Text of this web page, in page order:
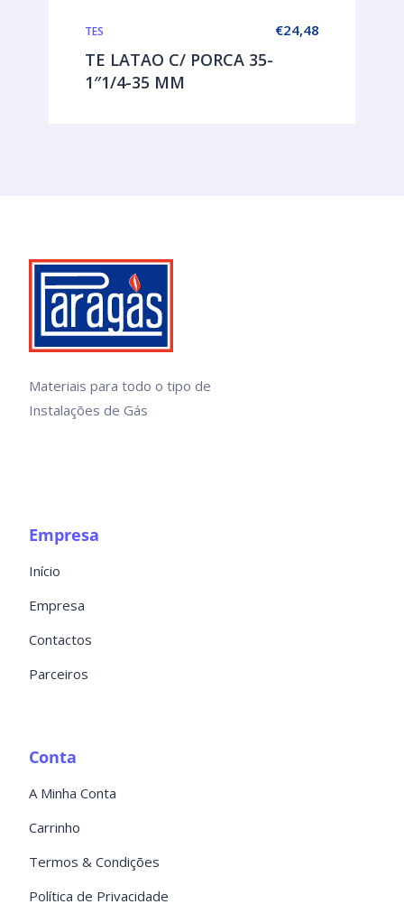
€24,48
TES
TE LATAO C/ PORCA 35-
1″1/4-35 MM
Materiais para todo o tipo de
Instalações de Gás
Empresa
Início
Empresa
Contactos
Parceiros
Conta
A Minha Conta
Carrinho
Termos & Condições
Política de Privacidade